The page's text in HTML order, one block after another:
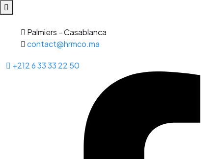
Palmiers - Casablanca
contact@hrmco.ma
+212 6 33 33 22 50